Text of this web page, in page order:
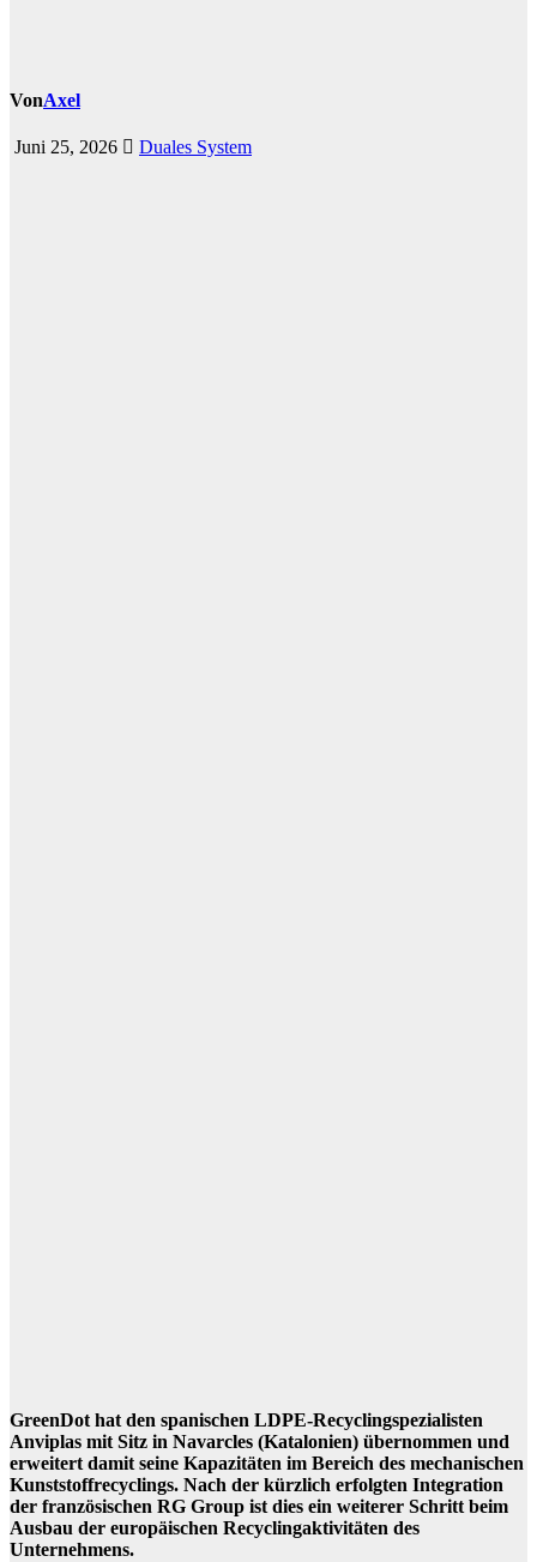
VonAxel
Juni 25, 2026 Duales System
GreenDot hat den spanischen LDPE-Recyclingspezialisten
Anviplas mit Sitz in Navarcles (Katalonien) übernommen und
erweitert damit seine Kapazitäten im Bereich des mechanischen
Kunststoffrecyclings. Nach der kürzlich erfolgten Integration
der französischen RG Group ist dies ein weiterer Schritt beim
Ausbau der europäischen Recyclingaktivitäten des
Unternehmens.